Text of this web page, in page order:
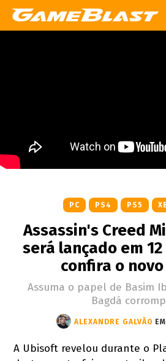
PC PS4 PS5
Assassin's Creed
será lançado em
confira o
Assuma o papel de Basim
Bagdá
ALEXANDRE GALVÃO
A Ubisoft revelou durante o